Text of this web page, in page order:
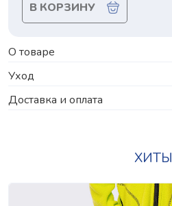
В КОРЗИНУ
О товаре
Уход
Доставка и оплата
ХИТЫ